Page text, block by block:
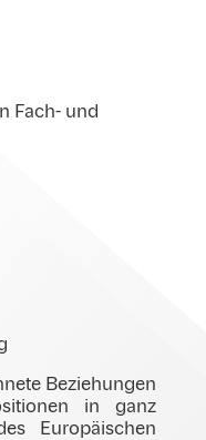
Fach- und
Beziehungen
in ganz
Europäischen